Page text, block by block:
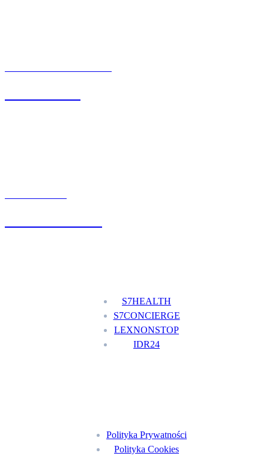
S7HEALTH
S7CONCIERGE
LEXNONSTOP
IDR24
Polityka Prywatności
Polityka Cookies